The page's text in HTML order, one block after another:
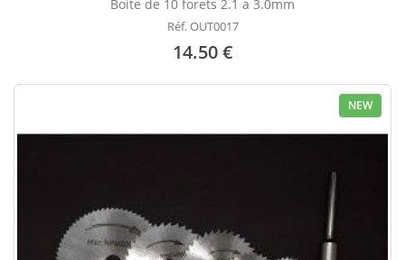
Boite de 10 forets 2.1 a 3.0mm
Réf. OUT0017
14.50 €
NEW